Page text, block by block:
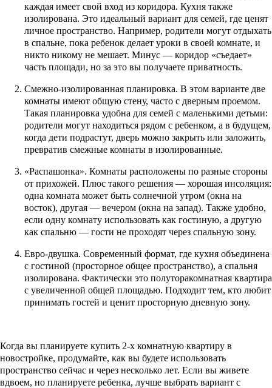
каждая имеет свой вход из коридора. Кухня также
изолирована. Это идеальный вариант для семей, где ценят
личное пространство. Например, родители могут отдыхать
в спальне, пока ребенок делает уроки в своей комнате, и
никто никому не мешает. Минус — коридор «съедает»
часть площади, но за это вы получаете приватность.
Смежно-изолированная планировка. В этом варианте две
комнаты имеют общую стену, часто с дверным проемом.
Такая планировка удобна для семей с маленькими детьми:
родители могут находиться рядом с ребенком, а в будущем,
когда дети подрастут, дверь можно закрыть или заложить,
превратив смежные комнаты в изолированные.
«Распашонка». Комнаты расположены по разные стороны
от прихожей. Плюс такого решения — хорошая инсоляция:
одна комната может быть солнечной утром (окна на
восток), другая — вечером (окна на запад). Также удобно,
если одну комнату использовать как гостиную, а другую
как спальню — гости не проходят через спальную зону.
Евро-двушка. Современный формат, где кухня объединена
с гостиной (просторное общее пространство), а спальня
изолирована. Фактически это полуторакомнатная квартира
с увеличенной общей площадью. Подходит тем, кто любит
принимать гостей и ценит просторную дневную зону.
Когда вы планируете купить 2-х комнатную квартиру в
новостройке, продумайте, как вы будете использовать
пространство сейчас и через несколько лет. Если вы живете
вдвоем, но планируете ребенка, лучше выбрать вариант с